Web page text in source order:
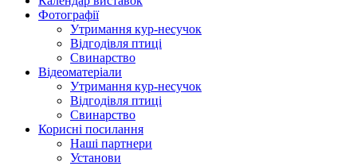
Фотографії
Утримання кур-несучок
Відгодівля птиці
Свинарство
Відеоматеріали
Утримання кур-несучок
Відгодівля птиці
Свинарство
Корисні посилання
Наші партнери
Установи